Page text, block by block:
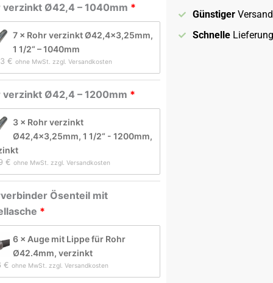
verzinkt Ø42,4 – 1040mm
7 × Rohr verzinkt Ø42,4×3,25mm,
1 1/2“ – 1040mm
€ ohne MwSt. zzgl. Versandkosten
verzinkt Ø42,4 – 1200mm
3 × Rohr verzinkt
Ø42,4×3,25mm, 1 1/2“ - 1200mm,
€ ohne MwSt. zzgl. Versandkosten
Ösenteil mit
6 × Auge mit Lippe für Rohr
Ø42.4mm, verzinkt
€ ohne MwSt. zzgl. Versandkosten
GünstigerVersand
SchnelleLieferung